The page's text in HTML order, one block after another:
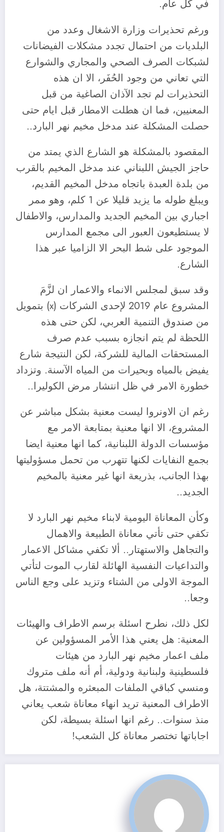
في كل عام.
ورغم تحذيرات وزارة الاشغال وعدد من
البلديات من احتمال تجدد مشكلات الفيضانات
لشبكات الصرف الصحي والمجاري والشوارع
التي تعاني من وجود الحُفَر، الا ان هذه
التحذيرات لم تجد الآذان الصاغية من قبل
المعنيين، فما ان هطلت الامطار قبل ايام حتى
حصلت المشكلة عند مدخل مخيم نهر البارد..
المقصود بالمشكلة هو الشارع الذي يمتد من
حاجز الجيش اللبناني عند مدخل المخيم بالقرب
من بلدة العبدة باتجاه مدخل المخيم القديم،
ويبلغ طوله ما يزيد قليلا عن 1 كلم، وهو ممر
اجباري بين المخيم الجديد والمدارس، والاطفال
لا يستطيعون العبور الى مجمع المدارس
الموجود على شط البحر الا الزاميا عبر هذا
الشارع.
وقد سبق لمجلس الانماء والاعمار ان لزَّمَ
المشروع عام 2019 لإحدى الشركات (x) بتمويل
من صندوق التنمية العربي، لكن حتى هذه
اللحظة لم يتم انجازه بسبب عدم صرف
المستحقات المالية للشركة، لكن النتيجة شارع
يفيض بالمياه وبحيرات من المياه الآسنة. وتزداد
خطورة الامر في ظل انتشار مرض الكوليرا..
رغم ان الاونروا ليست معنية بشكل مباشر عن
المشروع، الا انها معنية بمتابعة الامر مع
مؤسسات الدولة اللبنانية، كما انها معنية ايضا
بجمع النفايات لكنها تتهرب من تحمل مسؤوليتها
بهذا الجانب، بذريعة انها غير معنية بالمخيم
الجديد..
وكأن المعاناة اليومية لابناء مخيم نهر البارد لا
تكفي حتى تأتي معاناة الطبيعة والاهمال
والتجاهل والاستهتار.. ألا تكفي مشاكل الاعمار
والتداعيات النفسية الهائلة لقارب الموت لتأتي
الموجة الاولى من الشتاء وتزيد على وجع الناس
وجعا..
لكل ذلك، نطرح اسئلة برسم الاطراف والهيئات
المعنية: هل يعني هذا الأمر المسؤولين عن
ملف اعمار مخيم نهر البارد من هيئات
فلسطينية ولبنانية ودولية، أم أنه ملف متروك
ومنسي كباقي الملفات المبعثره والمشتتة، هل
الاطراف المعنية تريد انهاء معاناة شعب يعاني
منذ سنوات.. رغم انها اسئلة بسيطة، لكن
اجاباتها تختصر معاناة كل الشعب!